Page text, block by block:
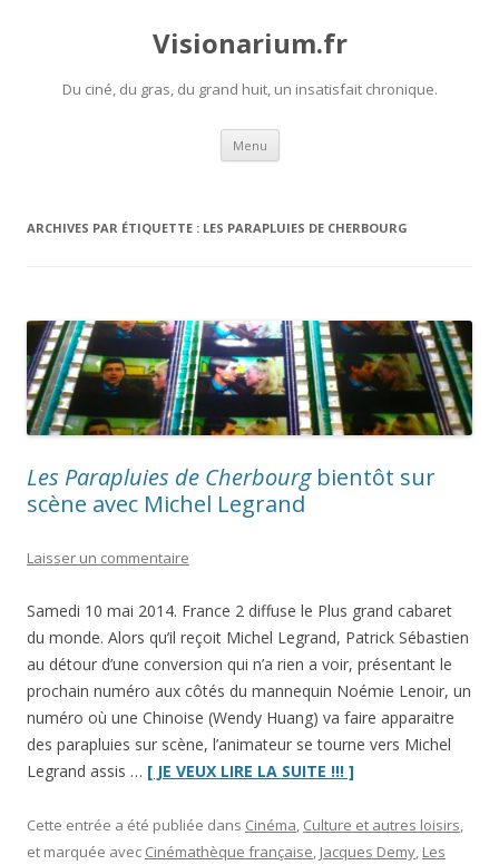
Visionarium.fr
Du ciné, du gras, du grand huit, un insatisfait chronique.
Menu Aller
contenu
ARCHIVES PAR ÉTIQUETTE : LES PARAPLUIES DE CHERBOURG
Les Parapluies de Cherbourgbientôt sur
scène avec Michel Legrand
Laisser un commentaire
Samedi 10 mai 2014. France 2 diffuse le Plus grand cabaret
du monde. Alors qu’il reçoit Michel Legrand, Patrick Sébastien
au détour d’une conversion qui n’a rien a voir, présentant le
prochain numéro aux côtés du mannequin Noémie Lenoir, un
numéro où une Chinoise (Wendy Huang) va faire apparaitre
des parapluies sur scène, l’animateur se tourne vers Michel
Legrand assis … [ JE VEUX LIRE LA SUITE !!! ]“
de
Cherbourg
Cette entrée a été publiée dans Cinéma, Culture et autres loisirs,
et marquée avec Cinémathèque française, Jacques Demy, Les